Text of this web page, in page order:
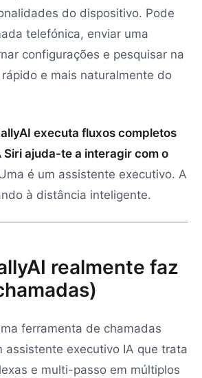
do dispositivo. Pode
telefónica, enviar uma
configurações e pesquisar na
e mais naturalmente do
executa fluxos completos
Siri ajuda-te a interagir com o
é um assistente executivo. A
à distância inteligente.
realmente faz
ferramenta de chamadas
assistente executivo IA que trata
e multi-passo em múltiplos